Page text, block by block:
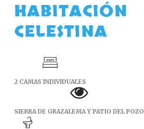
HABITACIÓN
CELESTINA
2 CAMAS INDIVIDUALES
SIERRA DE GRAZALEMA Y PATIO DEL POZO